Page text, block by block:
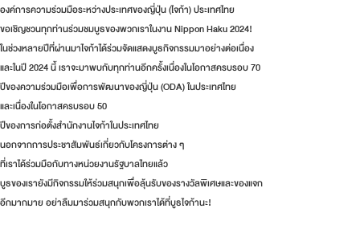
องค์การความร่วมมือระหว่างประเทศของญี่ปุ่น (ไจก้า) ประเทศไทย
ขอเชิญชวนทุกท่านร่วมชมบูธของพวกเราในงาน Nippon Haku 2024!
ในช่วงหลายปีที่ผ่านมาไจก้าได้ร่วมจัดแสดงบูธกิจกรรมมาอย่างต่อเนื่อง
และในปี 2024 นี้ เราจะมาพบกับทุกท่านอีกครั้งเนื่องในโอกาสครบรอบ 70
ปีของความร่วมมือเพื่อการพัฒนาของญี่ปุ่น (ODA) ในประเทศไทย
และเนื่องในโอกาสครบรอบ 50
ปีของการก่อตั้งสำนักงานไจก้าในประเทศไทย
นอกจากการประชาสัมพันธ์เกี่ยวกับโครงการต่าง ๆ
ที่เราได้ร่วมมือกับทางหน่วยงานรัฐบาลไทยแล้ว
บูธของเรายังมีกิจกรรมให้ร่วมสนุกเพื่อลุ้นรับของรางวัลพิเศษและของแจก
อีกมากมาย อย่าลืมมาร่วมสนุกกับพวกเราได้ที่บูธไจก้านะ!